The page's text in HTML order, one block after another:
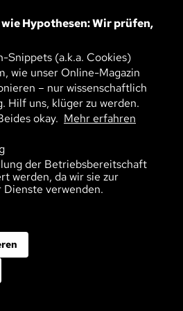
Dingen im Leben.
ausmacht und warum sie
entscheidend sind.
Psyche
NETZ
Juni 2026
Freundschaft in Umfragen
– noch vor Arbeit, Freizeit
Leonie Steckermeier
ausmacht, wie
und unsere Gesundheit
Hypothesen: Wir prüfen,
(a.k.a. Cookies)
wie unser Online-Magazin
– nur wissenschaftlich
uns, klüger zu werden.
okay. Mehr erfahren
der Betriebsbereitschaft
werden, da wir sie zur
verwenden.